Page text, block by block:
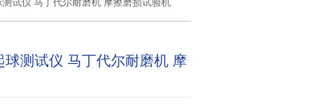
试仪 马丁代尔耐磨机 摩擦磨损试验机
球测试仪 马丁代尔耐磨机 摩